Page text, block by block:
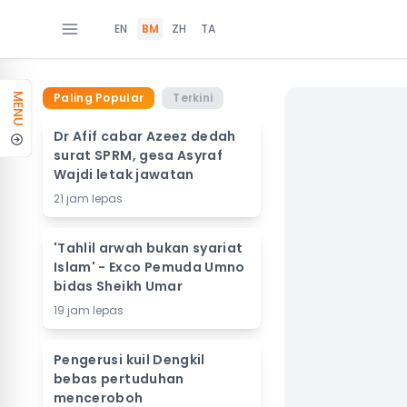
EN BM ZH TA
MENU Paling Popular Terkini
Dr Afif cabar Azeez dedah
surat SPRM, gesa Asyraf
Wajdi letak jawatan
21 jam lepas
'Tahlil arwah bukan syariat
Islam' - Exco Pemuda Umno
bidas Sheikh Umar
19 jam lepas
Pengerusi kuil Dengkil
bebas pertuduhan
menceroboh